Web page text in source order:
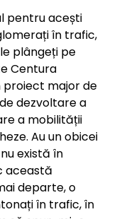
pentru acești
în trafic,
plângeți pe
Centura
proiect major de
dezvoltare a
a mobilității
Au un obicei
există în
această
departe, o
în trafic, în